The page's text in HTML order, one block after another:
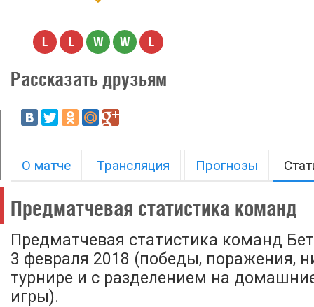
L L W W L
Рассказать друзьям
О матче Трансляция Прогнозы
Предматчевая статистика команд
Предматчевая статистика команд
3 февраля 2018 (победы, поражения,
турнире и с разделением на
игры).